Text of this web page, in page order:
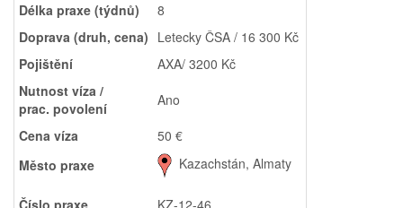
Délka praxe (týdnů)
8
Doprava (druh, cena) Letecky ČSA / 16 300 Kč
Pojištění
AXA/ 3200 Kč
Nutnost víza /
prac. povolení
Ano
Cena víza
50 €
Město praxe
Kazachstán, Almaty